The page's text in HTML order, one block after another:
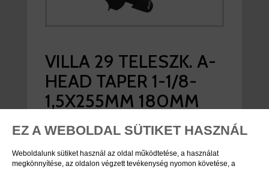
EZ A WEBOLDAL SÜTIKET HASZNÁL
Weboldalunk sütiket használ az oldal működtetése, a használat
megkönnyítése, az oldalon végzett tevékenység nyomon követése, a
VILLA 29 TELESZK. A-
HEAD TAPER 1-1/8-
1,5X255MM 180MM
DUROLUX36- EQ-
BOOST-R2C2 15QLC2-
TI-110 MATT FEKETE